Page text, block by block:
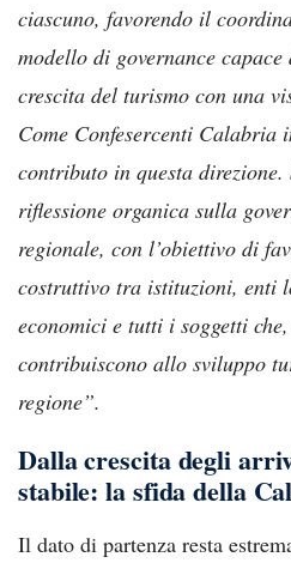
ciascuno, favorendo il
modello di governance
crescita del turismo con una
Come Confesercenti Calabria
contributo in questa
riflessione organica sulla
regionale, con l’obiettivo di
costruttivo tra istituzioni, enti
economici e tutti i soggetti
contribuiscono allo sviluppo
regione”.
Dalla crescita degli
stabile: la sfida della
Il dato di partenza resta